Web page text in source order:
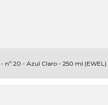
nº 20 - Azul Claro - 250 ml (EWEL)